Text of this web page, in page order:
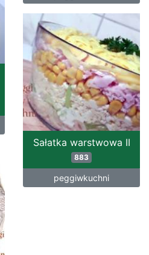
Sałatka warstwowa II
883
peggiwkuchni